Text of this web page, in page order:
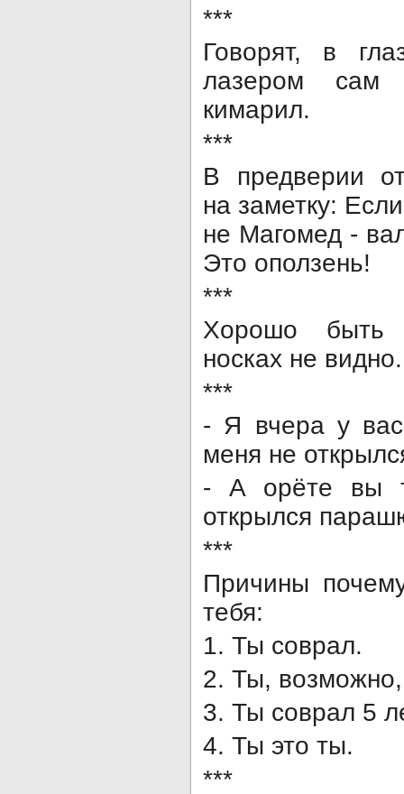
***
Говорят, в
лазером сам
кимарил.
***
В предверии
на заметку:
не Магомед -
Это оползень!
***
Хорошо быть
носках не видно.
***
- Я вчера у
меня не
- А орёте вы
открылся
***
Причины
тебя:
1. Ты соврал.
2. Ты,
3. Ты соврал 5
4. Ты это ты.
***